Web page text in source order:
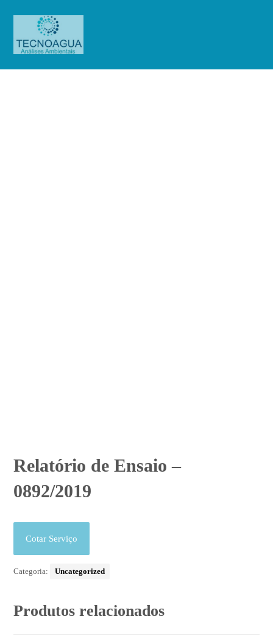
Relatório de Ensaio –
0892/2019
Cotar Serviço
Categoria: Uncategorized
Produtos relacionados